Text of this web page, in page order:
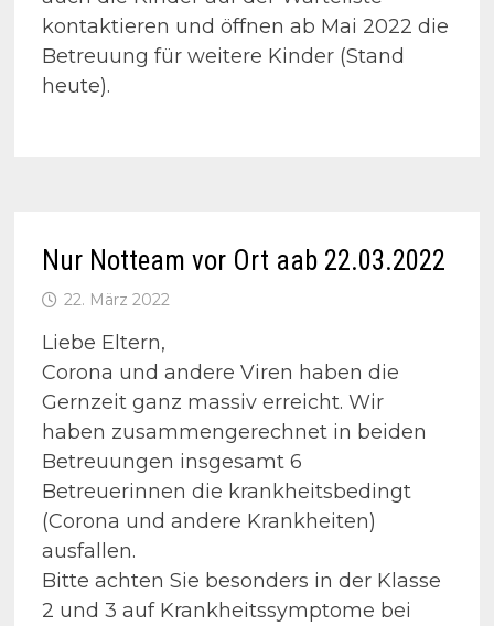
kontaktieren und öffnen ab Mai 2022 die
Betreuung für weitere Kinder (Stand
heute).
Nur Notteam vor Ort aab 22.03.2022
22. März 2022
Liebe Eltern,
Corona und andere Viren haben die
Gernzeit ganz massiv erreicht. Wir
haben zusammengerechnet in beiden
Betreuungen insgesamt 6
Betreuerinnen die krankheitsbedingt
(Corona und andere Krankheiten)
ausfallen.
Bitte achten Sie besonders in der Klasse
2 und 3 auf Krankheitssymptome bei